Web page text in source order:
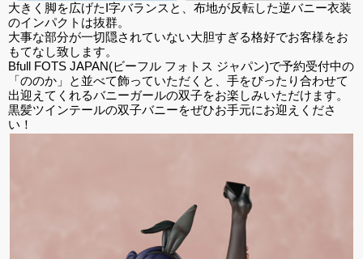
大きく脚を広げたI字バランスと、布地が反転した逆バニー衣装
のインパクトは抜群。
大事な部分が一切隠されていない大胆すぎる格好でお客様をお
もてなし致します。
Bfull FOTS JAPAN(ビーフル フォトス ジャパン)で予約受付中の
「ののか」と並べて飾っていただくと、手をぴったり合わせて
出迎えてくれるバニーガールの双子をお楽しみいただけます。
黒髪ツインテールの双子バニーをぜひお手元にお迎えくださ
い！